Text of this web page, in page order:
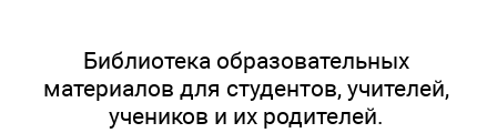
Библиотека образовательных
материалов для студентов, учителей,
учеников и их родителей.